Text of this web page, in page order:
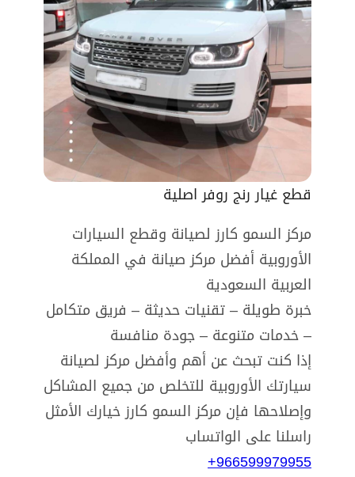
قطع غيار رنج روفر اصلية
مركز السمو كارز لصيانة وقطع السيارات
الأوروبية أفضل مركز صيانة في المملكة
العربية السعودية
خبرة طويلة – تقنيات حديثة – فريق متكامل
– خدمات متنوعة – جودة منافسة
إذا كنت تبحث عن أهم وأفضل مركز لصيانة
سيارتك الأوروبية للتخلص من جميع المشاكل
وإصلاحها فإن مركز السمو كارز خيارك الأمثل
راسلنا على الواتساب
966599979955+